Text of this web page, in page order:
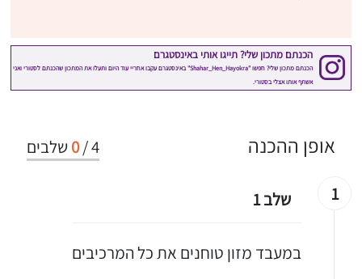
4
/
0 שלבים אופן ההכנה
1 שלב 1
במעבד מזון טוחנים את כל המרכיבים